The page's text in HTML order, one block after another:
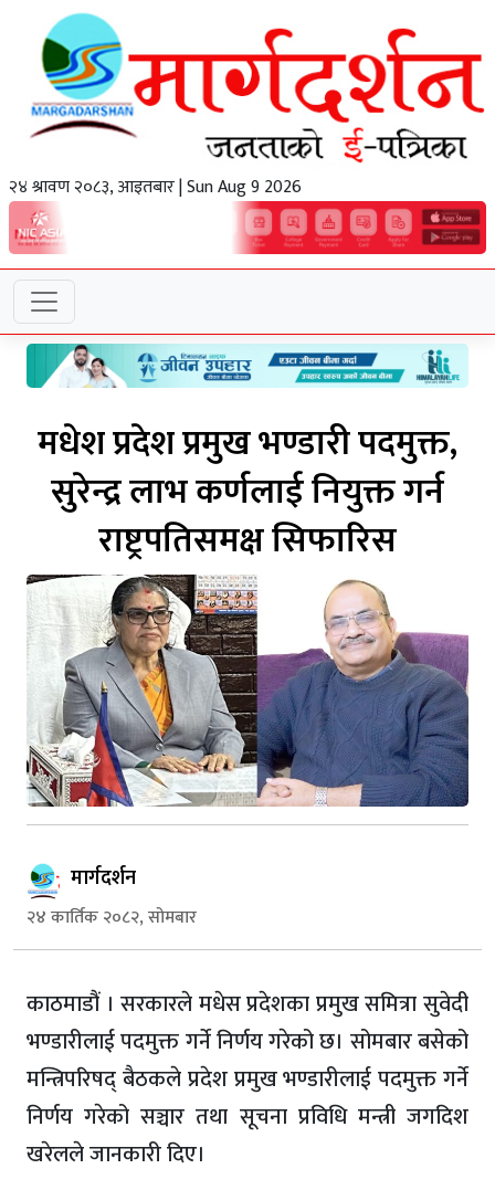
२४ श्रावण २०८३, आइतबार | Sun Aug 9 2026
मधेश प्रदेश प्रमुख भण्डारी पदमुक्त,
सुरेन्द्र लाभ कर्णलाई नियुक्त गर्न
राष्ट्रपतिसमक्ष सिफारिस
मार्गदर्शन
२४ कार्तिक २०८२, सोमबार
काठमाडौं । सरकारले मधेस प्रदेशका प्रमुख समित्रा सुवेदी
भण्डारीलाई पदमुक्त गर्ने निर्णय गरेको छ। सोमबार बसेको
मन्त्रिपरिषद् बैठकले प्रदेश प्रमुख भण्डारीलाई पदमुक्त गर्ने
निर्णय गरेको सञ्चार तथा सूचना प्रविधि मन्त्री जगदिश
खरेलले जानकारी दिए।